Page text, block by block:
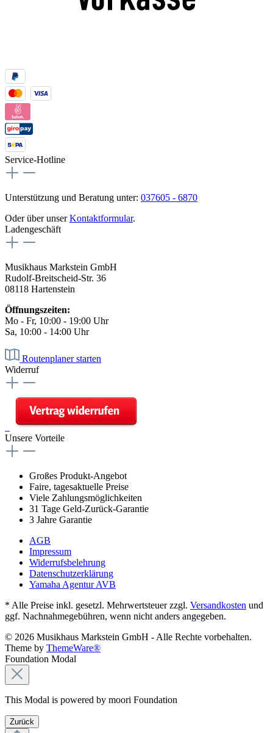
Service-Hotline
Unterstützung und Beratung unter: 037605 - 6870
Oder über unserKontaktformular.
Ladengeschäft
Musikhaus Markstein GmbH
Rudolf-Breitscheid-Str. 36
08118 Hartenstein
Öffnungszeiten:
Mo - Fr, 10:00 - 19:00 Uhr
Sa, 10:00 - 14:00 Uhr
Routenplaner starten
Widerruf
Unsere Vorteile
Großes Produkt-Angebot
Faire, tagesaktuelle Preise
Viele Zahlungsmöglichkeiten
31 Tage Geld-Zurück-Garantie
3 Jahre Garantie
AGB
Impressum
Widerrufsbelehrung
Datenschutzerklärung
Yamaha Agentur AVB
* Alle Preise inkl. gesetzl. Mehrwertsteuer zzgl. Versandkosten und
ggf. Nachnahmegebühren, wenn nicht anders angegeben.
© 2026 Musikhaus Markstein GmbH - Alle Rechte vorbehalten.
Theme by ThemeWare®
Foundation Modal
This Modal is powered by moori Foundation
Zurück